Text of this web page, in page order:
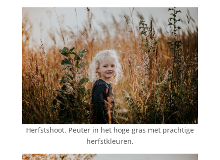
Herfstshoot. Peuter in het hoge gras met prachtige
herfstkleuren.